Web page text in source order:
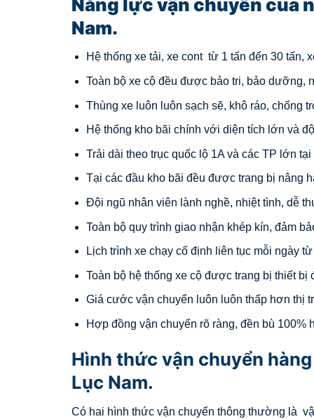
Nam.
Hệ thống xe tải, xe cont từ 1 tấn đến 30 tấn,
Toàn bộ xe cộ đều được bảo tri, bảo dưỡng,
Thùng xe luôn luôn sạch sẽ, khô ráo, chống
Hệ thống kho bãi chính với diện tích lớn và
Trải dài theo trục quốc lộ 1A và các TP lớn
Tại các đầu kho bãi đều được trang bị nâng
Đội ngũ nhân viên lành nghề, nhiệt tình, dễ
Toàn bộ quy trình giao nhận khép kín, đảm
Lịch trình xe chạy cố định liên tục mỗi ngày
Toàn bộ hệ thống xe cộ được trang bị thiết bị
Giá cước vận chuyển luôn luôn thấp hơn thị
Hợp đồng vận chuyển rõ ràng, đền bù 100%
Hình thức vận chuyển
Lục Nam.
Có hai hình thức vận chuyển thông thường là